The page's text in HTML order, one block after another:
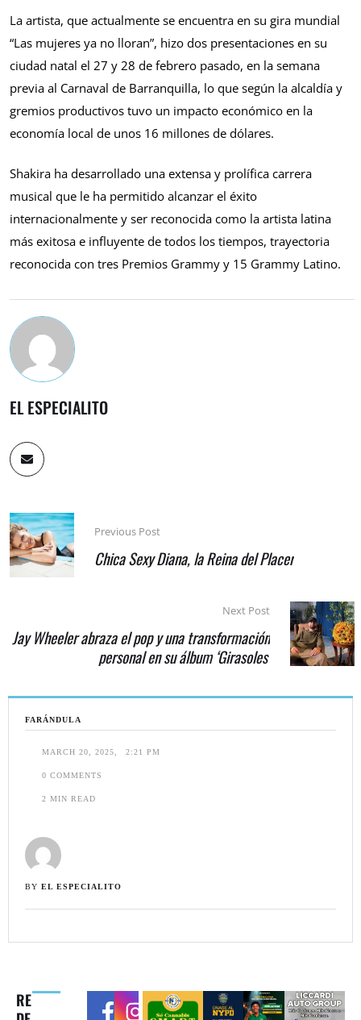
FARÁNDULA
MARCH 20, 2025 2:21 PM
0 COMMENTS
2 MIN READ
BY EL ESPECIALITO
RE
La artista, que actualmente se encuentra en su gira mundial
“Las mujeres ya no lloran”, hizo dos presentaciones en su
ciudad natal el 27 y 28 de febrero pasado, en la semana
previa al Carnaval de Barranquilla, lo que según la alcaldía y
gremios productivos tuvo un impacto económico en la
economía local de unos 16 millones de dólares.
Shakira ha desarrollado una extensa y prolífica carrera
musical que le ha permitido alcanzar el éxito
internacionalmente y ser reconocida como la artista latina
más exitosa e influyente de todos los tiempos, trayectoria
reconocida con tres Premios Grammy y 15 Grammy Latino.
EL ESPECIALITO
Previous Post
Chica Sexy Diana, la Reina del Placer
Next Post
Jay Wheeler abraza el pop y una transformación
personal en su álbum ‘Girasoles’